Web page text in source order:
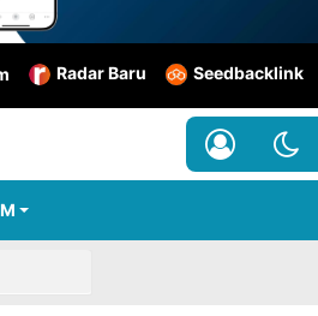
Radar Baru Seedbacklink